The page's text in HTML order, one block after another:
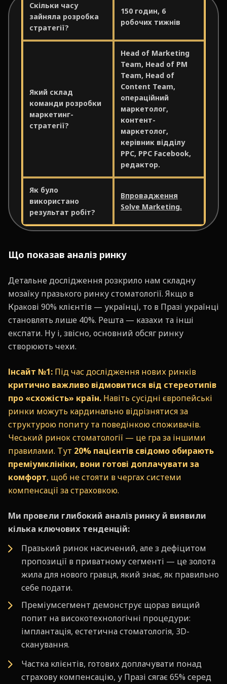
Скільки часу
зайняла розробка
стратегії?
150 годин, 6
робочих тижнів
Який склад
команди розробки
маркетинг-
стратегії?
Head of Marketing
Team, Head of PM
Team, Head of
Content Team,
операційний
маркетолог,
контент-
маркетолог,
керівник відділу
PPC, PPC Facebook,
редактор.
Як було
використано
результат робіт?
Впровадження
Solve Marketing.
Що показав аналіз ринку
Детальне дослідження розкрило нам складну
мозаїку празького ринку стоматології. Якщо в
Кракові 90% клієнтів — українці, то в Празі українці
становлять лише 40%. Решта — казахи та інші
експати. Ну і, звісно, основний обсяг ринку
створюють чехи.
Інсайт №1: Під час дослідження нових ринків
критично важливо відмовитися від стереотипів
про «схожість» країн. Навіть сусідні європейські
ринки можуть кардинально відрізнятися за
структурою попиту та поведінкою споживачів.
Чеський ринок стоматології — це гра за іншими
правилами. Тут 20% пацієнтів свідомо обирають
преміумклініки, вони готові доплачувати за
комфорт, щоб не стояти в чергах системи
компенсації за страховкою.
Ми провели глибокий аналіз ринку й виявили
кілька ключових тенденцій:
Празький ринок насичений, але з дефіцитом
пропозиції в приватному сегменті — це золота
жила для нового гравця, який знає, як правильно
себе подати.
Преміумсегмент демонструє щораз вищий
попит на високотехнологічні процедури:
імплантація, естетична стоматологія, 3D-
сканування.
Частка клієнтів, готових доплачувати понад
страхову компенсацію, у Празі сягає 65% серед